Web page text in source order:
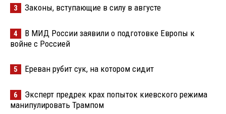
3 Законы, вступающие в силу в августе
4
В МИД России заявили о подготовке Европы к
войне с Россией
5 Ереван рубит сук, на котором сидит
6
Эксперт предрек крах попыток киевского режима
манипулировать Трампом